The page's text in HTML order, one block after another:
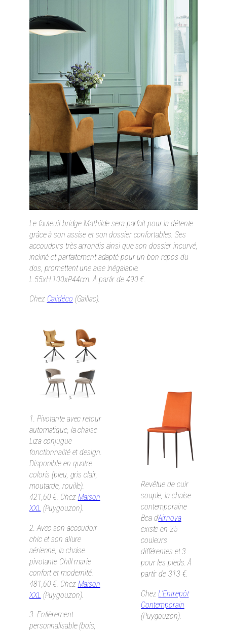
Le fauteuil bridge Mathilde sera parfait pour la détente
grâce à son assise et son dossier confortables. Ses
accoudoirs très arrondis ainsi que son dossier incurvé,
incliné et parfaitement adapté pour un bon repos du
dos, promettent une aise inégalable.
L.55xH.100xP.44cm. À partir de 490 €.
Chez Calidéco (Gaillac).
1. Pivotante avec retour
automatique, la chaise
Liza conjugue
fonctionnalité et design.
Disponible en quatre
coloris (bleu, gris clair,
moutarde, rouille).
421,60 €. Chez Maison
XXL (Puygouzon).
2. Avec son accoudoir
chic et son allure
aérienne, la chaise
pivotante Chill marie
confort et modernité.
481,60 €. Chez Maison
XXL (Puygouzon).
3. Entièrement
personnalisable (bois,
Revêtue de cuir
souple, la chaise
contemporaine
Bea d’Airnova
existe en 25
couleurs
différentes et 3
pour les pieds. À
partir de 313 €.
ChezL’Entrepôt
Contemporain
(Puygouzon).